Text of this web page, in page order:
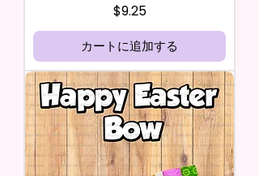
価格
$9.25
カートに追加する